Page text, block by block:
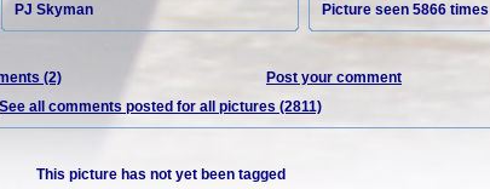
PJ Skyman
Picture seen 5866 times
(2)
Post your comment
See all comments posted for all pictures (2811)
This picture has not yet been tagged